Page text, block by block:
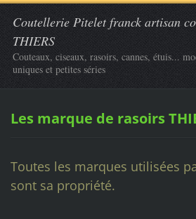
Coutellerie Pitelet franck artisan
THIERS
Couteaux, ciseaux, rasoirs, cannes, étuis...
uniques et petites séries
Les marque de rasoirs
Toutes les marques utilisées
sont sa propriété.